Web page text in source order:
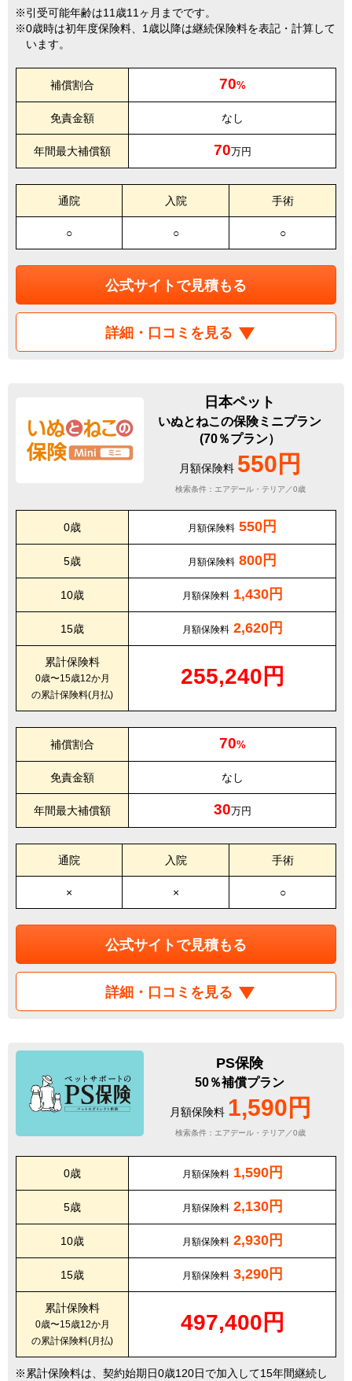
引受可能年齢は11歳11ヶ月までです。
0歳時は初年度保険料、1歳以降は継続保険料を表記・計算して
います。
補償割合 70%
免責金額 なし
年間最大補償額 70万円
通院 入院 手術
○ ○ ○
公式サイトで見積もる
詳細・口コミを見る
日本ペット
いぬとねこの保険ミニプラン
(70％プラン）
月額保険料 550円
検索条件：エアデール・テリア／0歳
0歳 月額保険料 550円
5歳 月額保険料 800円
10歳 月額保険料 1,430円
15歳 月額保険料 2,620円
累計保険料
0歳〜15歳12か月
の累計保険料(月払)
255,240円
補償割合 70%
免責金額 なし
年間最大補償額 30万円
通院 入院 手術
× × ○
公式サイトで見積もる
詳細・口コミを見る
PS保険
50％補償プラン
月額保険料 1,590円
検索条件：エアデール・テリア／0歳
0歳 月額保険料 1,590円
5歳 月額保険料 2,130円
10歳 月額保険料 2,930円
15歳 月額保険料 3,290円
累計保険料
0歳〜15歳12か月
の累計保険料(月払)
497,400円
累計保険料は、契約始期日0歳120日で加入して15年間継続し